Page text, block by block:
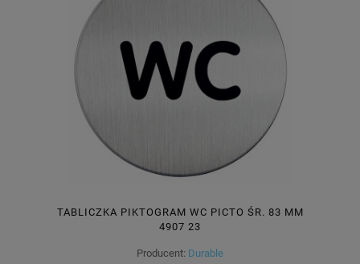
TABLICZKA PIKTOGRAM WC PICTO ŚR. 83 MM
4907 23
Producent: Durable